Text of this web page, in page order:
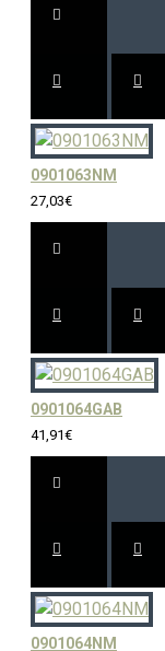
0901063NM
27,03€
0901064GAB
41,91€
0901064NM